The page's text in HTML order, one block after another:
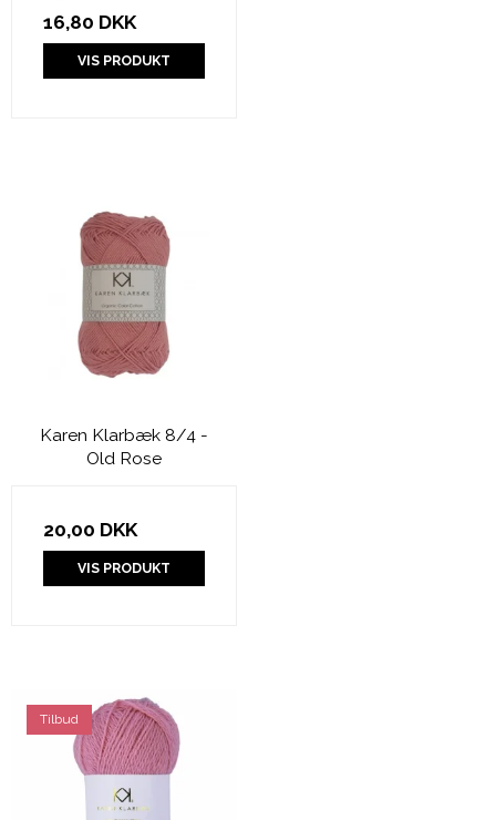
16,80 DKK
VIS PRODUKT
Karen Klarbæk 8/4 -
Old Rose
20,00 DKK
VIS PRODUKT
Tilbud